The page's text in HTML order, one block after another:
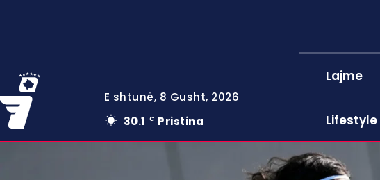
E shtunë, 8 Gusht, 2026
30.1
C Pristina
Lajme
Lifestyle